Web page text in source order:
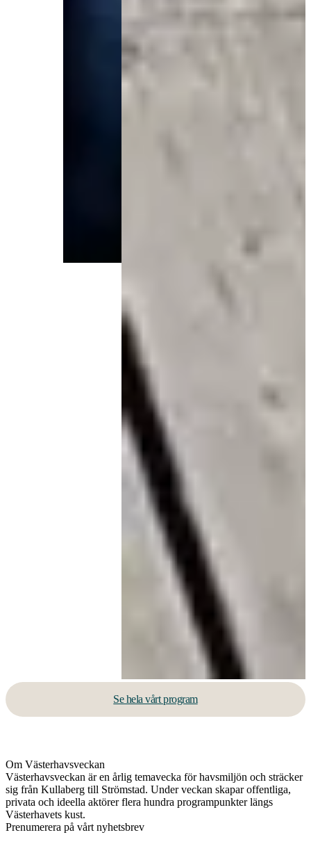
Se hela vårt program
Om Västerhavsveckan
Västerhavsveckan är en årlig temavecka för havsmiljön och sträcker
sig från Kullaberg till Strömstad. Under veckan skapar offentliga,
privata och ideella aktörer flera hundra programpunkter längs
Västerhavets kust.
Prenumerera på vårt nyhetsbrev